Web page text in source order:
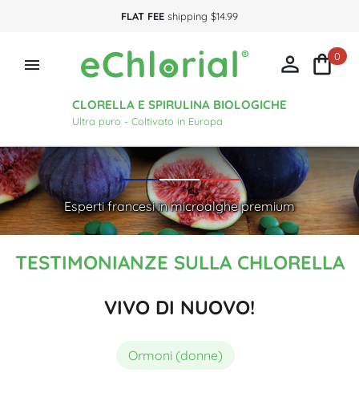
FLAT FEE shipping $14.99

CLORELLA E SPIRULINA BIOLOGICHE
Ultra puro - Coltivato in Europa
 0
Esperti francesi in microalghe premium
TESTIMONIANZE SULLA CHLORELLA
VIVO DI NUOVO!
Ormoni (donne)